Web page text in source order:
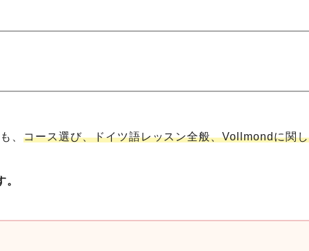
、 コース選び、ドイツ語レッスン全般、Vollmondに関